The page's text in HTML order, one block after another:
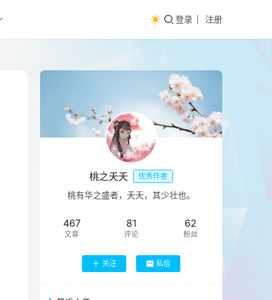
登录 注册
桃之夭夭 优秀作者
桃有华之盛者，夭夭，其少壮也。
467
文章
81
评论
62
粉丝
关注 私信